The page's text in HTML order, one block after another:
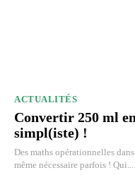
ACTUALITÉS
Convertir 250 ml
simpl(iste) !
Des maths opérationnelles
même nécessaire parfois ! Qui...